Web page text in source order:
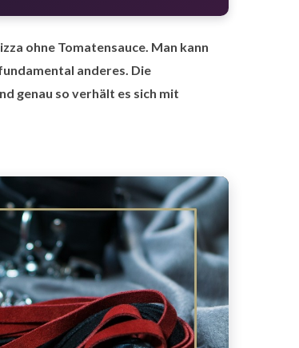
ohne Tomatensauce. Man kann
anderes. Die
genau so verhält es sich mit